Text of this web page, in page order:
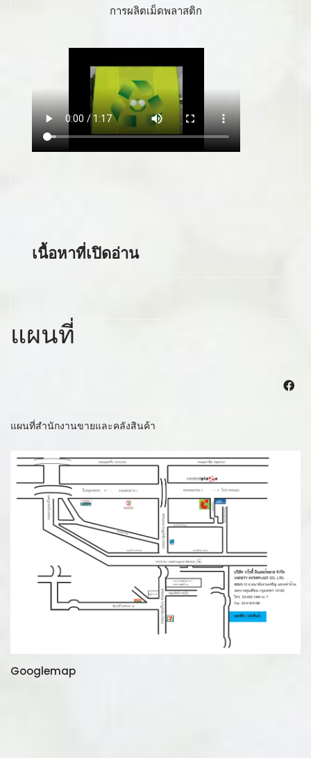
การผลิตเม็ดพลาสติก
เนื้อหาที่เปิดอ่าน
แผนที่
แผนที่สำนักงานขายและคลังสินค้า
Googlemap